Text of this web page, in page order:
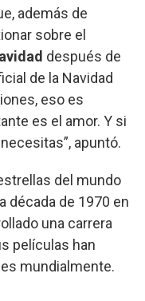
además de
sobre el
después de
de la Navidad
eso es
es el amor. Y si
apuntó.
del mundo
década de 1970 en
una carrera
películas han
mundialmente.